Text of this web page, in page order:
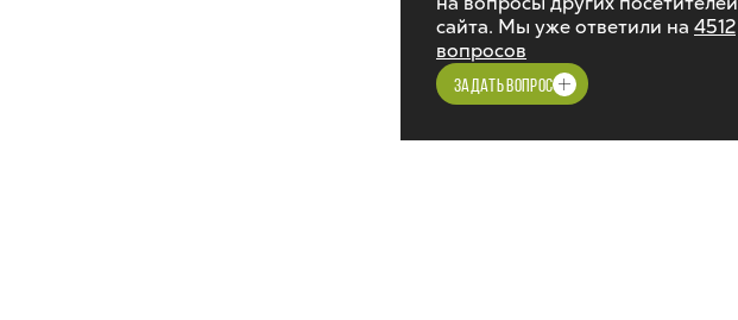
сайта. Мы уже ответили на 4512
вопросов
ЗАДАТЬ ВОПРОС